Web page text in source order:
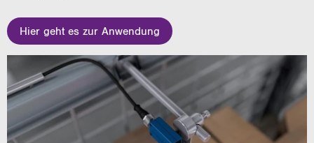
Hier geht es zur Anwendung